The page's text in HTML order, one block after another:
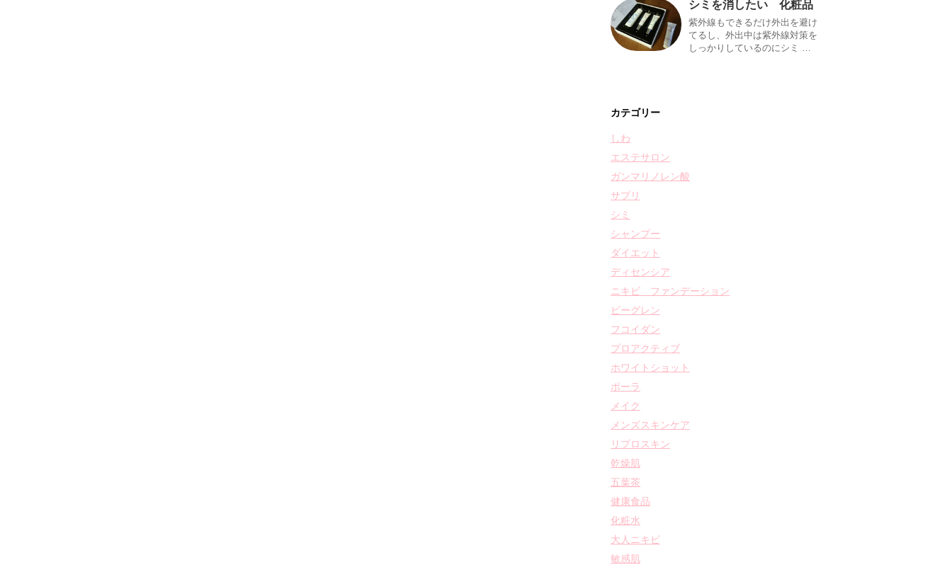
シミを消したい 化粧品
紫外線もできるだけ外出を避け
てるし、外出中は紫外線対策を
しっかりしているのにシミ …
カテゴリー
しわ
エステサロン
ガンマリノレン酸
サプリ
シミ
シャンプー
ダイエット
ディセンシア
ニキビ ファンデーション
ビーグレン
フコイダン
プロアクティブ
ホワイトショット
ポーラ
メイク
メンズスキンケア
リプロスキン
乾燥肌
五葉茶
健康食品
化粧水
大人ニキビ
敏感肌